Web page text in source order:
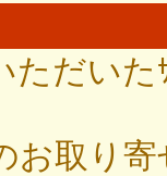
だいた
お取り